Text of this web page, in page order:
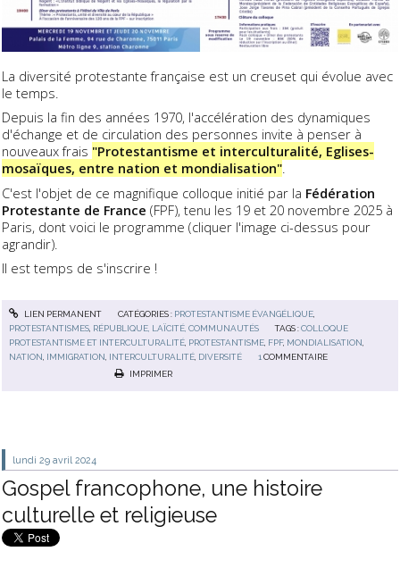
La diversité protestante française est un creuset qui évolue avec
le temps.
Depuis la fin des années 1970, l'accélération des dynamiques
d'échange et de circulation des personnes invite à penser à
nouveaux frais "Protestantisme et interculturalité, Eglises-
mosaïques, entre nation et mondialisation".
C'est l'objet de ce magnifique colloque initié par la Fédération
Protestante de France (FPF), tenu les 19 et 20 novembre 2025 à
Paris, dont voici le programme (cliquer l'image ci-dessus pour
agrandir).
Il est temps de s'inscrire !
LIEN PERMANENT CATÉGORIES : PROTESTANTISME ÉVANGÉLIQUE,
PROTESTANTISMES RÉPUBLIQUE, LAÏCITÉ, COMMUNAUTÉS TAGS :COLLOQUE
PROTESTANTISME ET INTERCULTURALITÉ PROTESTANTISME FPF, MONDIALISATION
NATION IMMIGRATION INTERCULTURALITÉ DIVERSITÉ 1 COMMENTAIRE
IMPRIMER
lundi 29 avril 2024
Gospel francophone, une histoire
culturelle et religieuse